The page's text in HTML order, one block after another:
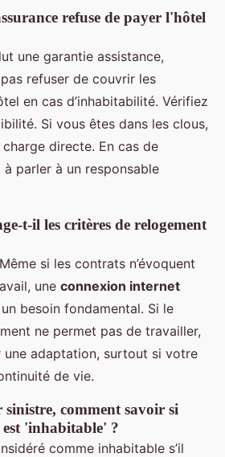
refuse de payer l'hôtel
une garantie assistance,
pas refuser de couvrir les
en cas d’inhabitabilité. Vérifiez
Si vous êtes dans les clous,
directe. En cas de
parler à un responsable
t-il les critères de relogement
si les contrats n’évoquent
une connexion internet
besoin fondamental. Si le
ne permet pas de travailler,
une adaptation, surtout si votre
de vie.
comment savoir si
'inhabitable' ?
comme inhabitable s’il